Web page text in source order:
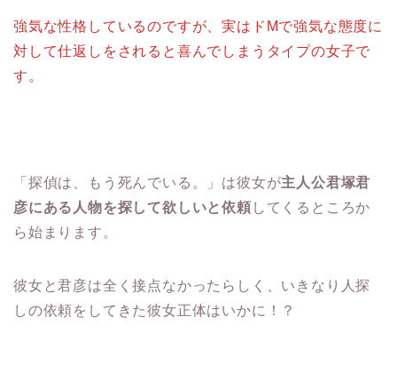
強気な性格しているのですが、実はドMで強気な態度に
対して仕返しをされると喜んでしまうタイプの女子で
す。
「探偵は、もう死んでいる。」は彼女が主人公君塚君
彦にある人物を探して欲しいと依頼 してくるところか
ら始まります。
彼女と君彦は全く接点なかったらしく、いきなり人探
しの依頼をしてきた彼女正体はいかに！？